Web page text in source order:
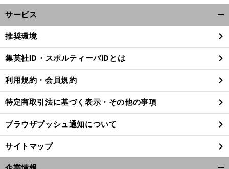
サービス
閉
る
推奨環境
集英社ID・スポルティーバIDとは
利用規約・会員規約
特定商取引法に基づく表示・その他の事項
ブラウザプッシュ通知について
サイトマップ